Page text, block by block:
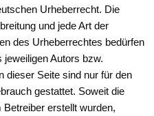
Urheberrecht. Die
und jede Art der
des Urheberrechtes bedürfen
Autors bzw.
dieser Seite sind nur für den
gestattet. Soweit die
erstellt wurden,